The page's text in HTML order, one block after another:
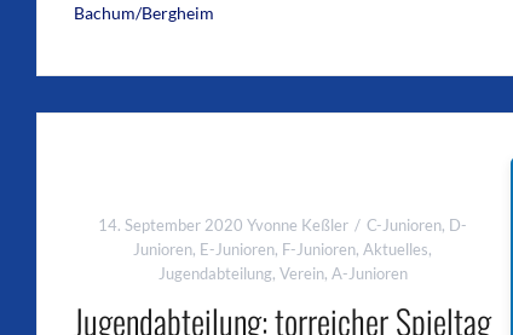
Bachum/Bergheim
14. September 2020 Yvonne Keßler C-Junioren, D-
Junioren, E-Junioren, F-Junioren,Aktuelles,
Jugendabteilung, Verein, A-Junioren
Jugendabteilung: torreicher Spieltag